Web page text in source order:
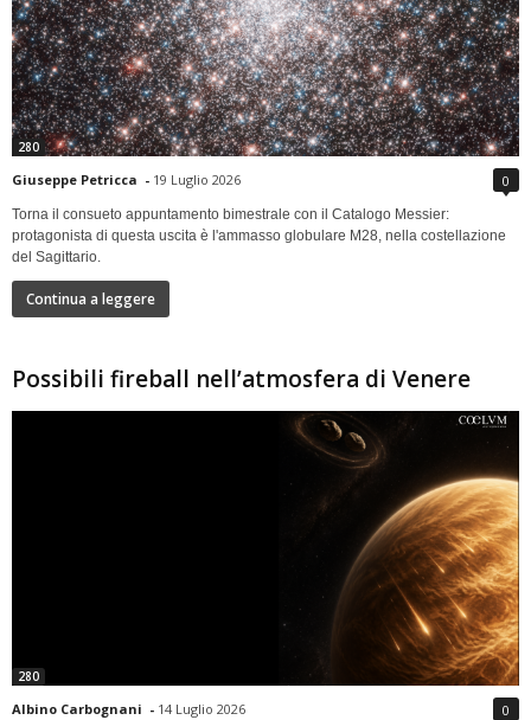
280
Giuseppe Petricca - 19 Luglio 2026 0
Torna il consueto appuntamento bimestrale con il Catalogo Messier:
protagonista di questa uscita è l'ammasso globulare M28, nella costellazione
del Sagittario.
Continua a leggere
Possibili fireball nell’atmosfera di Venere
280
Albino Carbognani - 14 Luglio 2026 0